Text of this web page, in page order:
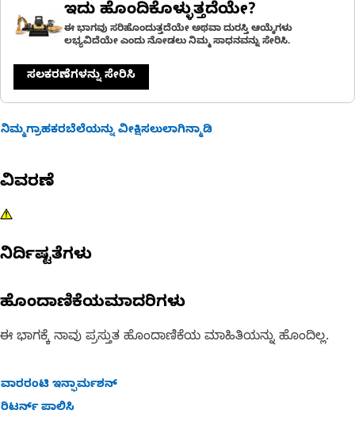
ಇದು ಹೊಂದಿಕೊಳ್ಳುತ್ತದೆಯೇ?
ಈ ಭಾಗವು ಸರಿಹೊಂದುತ್ತದೆಯೇ ಅಥವಾ ದುರಸ್ತಿ ಆಯ್ಕೆಗಳು
ಲಭ್ಯವಿದೆಯೇ ಎಂದು ನೋಡಲು ನಿಮ್ಮ ಸಾಧನವನ್ನು ಸೇರಿಸಿ.
ಸಲಕರಣೆಗಳನ್ನು ಸೇರಿಸಿ
ನಿಮ್ಮಗ್ರಾಹಕರಬೆಲೆಯನ್ನು ವೀಕ್ಷಿಸಲುಲಾಗಿನ್ಮಾಡಿ
ವಿವರಣೆ
ನಿರ್ದಿಷ್ಟತೆಗಳು
ಹೊಂದಾಣಿಕೆಯಮಾದರಿಗಳು
ಈ ಭಾಗಕ್ಕೆ ನಾವು ಪ್ರಸ್ತುತ ಹೊಂದಾಣಿಕೆಯ ಮಾಹಿತಿಯನ್ನು ಹೊಂದಿಲ್ಲ.
ವಾರರಂಟಿ ಇನ್ಫಾರ್ಮಶನ್
ರಿಟರ್ನ್ ಪಾಲಿಸಿ